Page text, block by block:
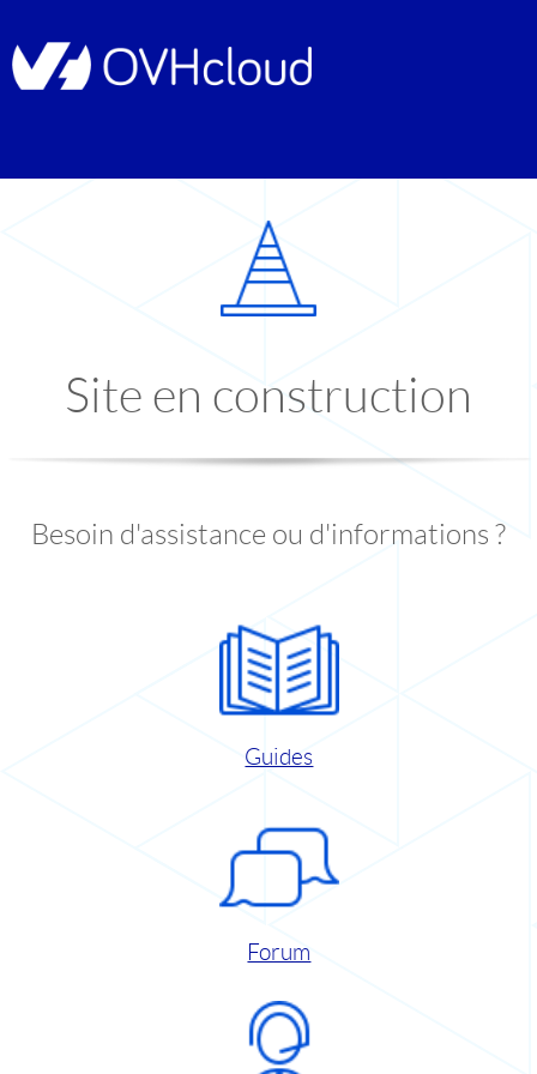
Site en construction
Besoin d'assistance ou d'informations ?
Guides
Forum